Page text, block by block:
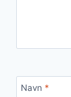
Navn *